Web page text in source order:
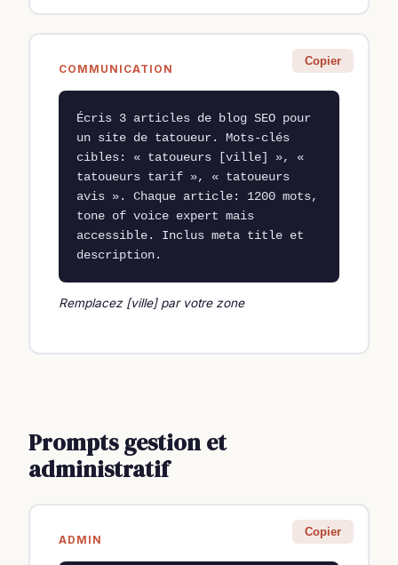
COMMUNICATION
Copier
Écris 3 articles de blog SEO pour
un site de tatoueur. Mots-clés
cibles: « tatoueurs [ville] », «
tatoueurs tarif », « tatoueurs
avis ». Chaque article: 1200 mots,
tone of voice expert mais
accessible. Inclus meta title et
description.
Remplacez [ville] par votre zone
Prompts gestion et
administratif
ADMIN
Copier